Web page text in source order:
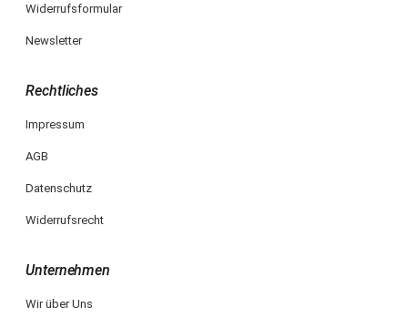
Widerrufsformular
Newsletter
Rechtliches
Impressum
AGB
Datenschutz
Widerrufsrecht
Unternehmen
Wir über Uns